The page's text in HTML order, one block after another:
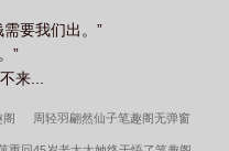
要我们出。”
”
来...
阁 周轻羽翩然仙子笔趣阁无弹窗